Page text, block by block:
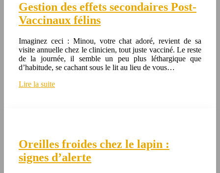
Gestion des effets secondaires Post-
Vaccinaux félins
Imaginez ceci : Minou, votre chat adoré, revient de sa
visite annuelle chez le clinicien, tout juste vacciné. Le reste
de la journée, il semble un peu plus léthargique que
d’habitude, se cachant sous le lit au lieu de vous…
Lire la suite
Oreilles froides chez le lapin :
signes d’alerte